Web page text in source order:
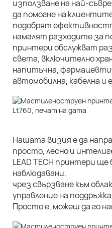
използване на най-
да помогне на
подобрят
намалят разходите за
принтери обслужват
света, включително
напитъчна,
автомобилна, кабелна и
Нашата визия е да
просто, лесно и
LEAD TECH принтери
наблюдавани.
чрез свързване към
управление на
Просто е, можеш да го